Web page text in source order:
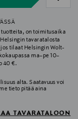
on toimitusaika
tavaratalosta
tilaat Helsingin Wolt-
ma–pe 10–
40 €.
alta. Saatavuus voi
tieto pitää aina
TAVARATALOON